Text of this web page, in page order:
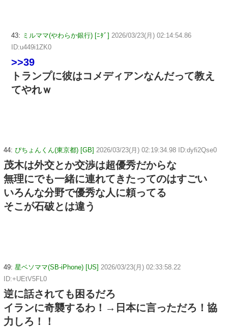
43: ミルママ(やわらか銀行) [ﾆﾀﾞ] 2026/03/23(月) 02:14:54.86
ID:u449i1ZK0
>>39
トランプに彼はコメディアンなんだって教え
てやれｗ
44: ぴちょんくん(東京都) [GB] 2026/03/23(月) 02:19:34.98 ID:dyfi2Qse0
茂木は外交とか交渉は超優秀だからな
無理にでも一緒に連れてきたってのはすごい
いろんな分野で優秀な人に頼ってる
そこが石破とは違う
49: 星ベソママ(SB-iPhone) [US] 2026/03/23(月) 02:33:58.22
ID:+UEtV5FL0
逆に話されても困るだろ
イランに奇襲するわ！→日本に言っただろ！協
力しろ！！